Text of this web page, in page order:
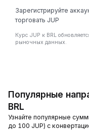
Зарегистрируйте
торговать JUP
Курс JUP к BRL
рыночных данных.
Популярные
BRL
Узнайте популярные
до 100 JUP) с